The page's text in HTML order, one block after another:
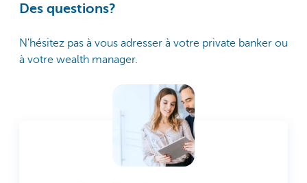
Des questions?
N'hésitez pas à vous adresser à votre private banker ou
à votre wealth manager.